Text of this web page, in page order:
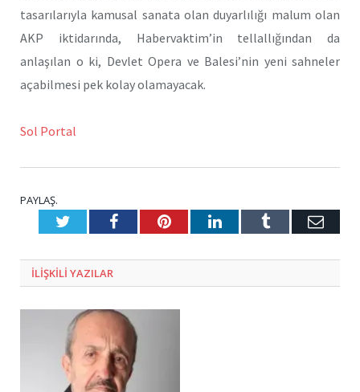
tasarılarıyla kamusal sanata olan duyarlılığı malum olan
AKP iktidarında, Habervaktim’in tellallığından da
anlaşılan o ki, Devlet Opera ve Balesi’nin yeni sahneler
açabilmesi pek kolay olamayacak.
Sol Portal
PAYLAŞ.
TwitterFacebookPinterestLinkedInTumblr E-
ILIŞKILI YAZILAR